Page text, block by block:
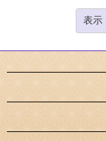
表示